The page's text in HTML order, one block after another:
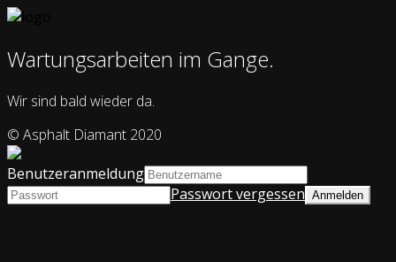
Wartungsarbeiten im Gange.
Wir sind bald wieder da.
© Asphalt Diamant 2020
Benutzeranmeldung
Passwort vergessen